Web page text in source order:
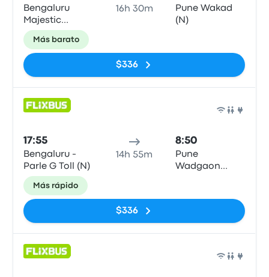
Bengaluru
Majestic
(Flixbus
Boarding
Zone)
16h 30m
Pune Wakad
(N)
Más barato
$336
17:55
Bengaluru -
Parle G Toll (N)
14h 55m
8:50
Pune
Wadgaon
Más rápido
$336